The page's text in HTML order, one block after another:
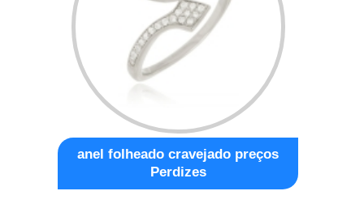
anel folheado cravejado preços
Perdizes